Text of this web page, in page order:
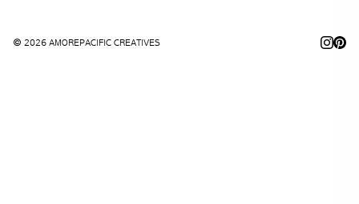
© 2026 AMOREPACIFIC CREATIVES